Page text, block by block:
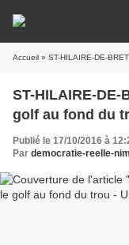
Accueil » ST-HILAIRE-DE-
ST-HILAIRE-DE-
golf au fond du
Publié le 17/10/2016 à
Par democratie-reelle-